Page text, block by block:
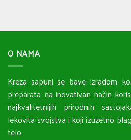
O NAMA
Kreza sapuni se bave izradom
preparata na inovativan način
najkvalitetnijih prirodnih
lekovita svojstva i koji izuzetno
telo.